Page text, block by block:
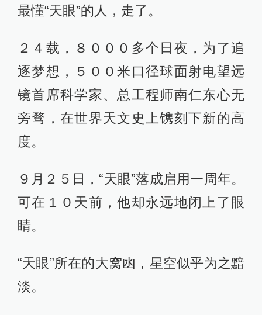
最懂“天眼”的人，走了。
２４载，８０００多个日夜，为了追
逐梦想，５００米口径球面射电望远
镜首席科学家、总工程师南仁东心无
旁骛，在世界天文史上镌刻下新的高
度。
９月２５日，“天眼”落成启用一周年。
可在１０天前，他却永远地闭上了眼
睛。
“天眼”所在的大窝凼，星空似乎为之黯
淡。